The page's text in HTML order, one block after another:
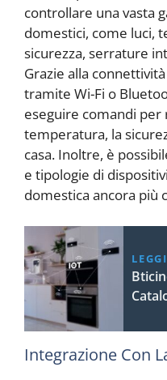
controllare una vasta
domestici, come luci,
sicurezza, serrature
Grazie alla
tramite Wi-Fi o
eseguire comandi per
temperatura, la
casa. Inoltre, è
e tipologie di
domestica ancora più
LEGGI
Integrazione Con